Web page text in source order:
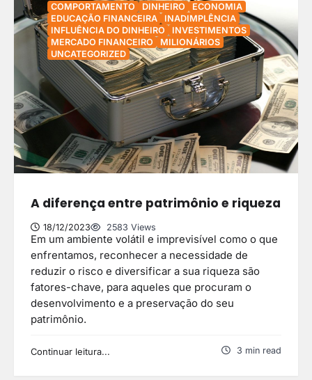
COMPORTAMENTO DINHEIRO
ECONOMIA
EDUCAÇÃO FINANCEIRA
INADIMPLÊNCIA
INFLUÊNCIA DO DINHEIRO
INVESTIMENTOS
MERCADO FINANCEIRO
MILIONÁRIOS
UNCATEGORIZED
A diferença entre patrimônio e riqueza
18/12/2023 2583 Views
Em um ambiente volátil e imprevisível como o que
enfrentamos, reconhecer a necessidade de
reduzir o risco e diversificar a sua riqueza são
fatores-chave, para aqueles que procuram o
desenvolvimento e a preservação do seu
patrimônio.
Continuar leitura... 3 min read